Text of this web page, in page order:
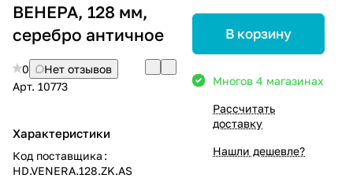
ВЕНЕРА, 128 мм,
серебро античное
0
Нет отзывов
Арт. 10773
Характеристики
Код поставщика :
HD.VENERA.128.ZK.AS
В корзину
Многов 4 магазинах
Рассчитать
доставку
Нашли дешевле?